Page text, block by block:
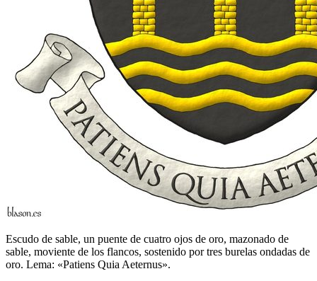
Escudo de sable, un puente de cuatro ojos de oro, mazonado de
sable, moviente de los flancos, sostenido por tres burelas ondadas de
oro. Lema: «Patiens Quia Aeternus».